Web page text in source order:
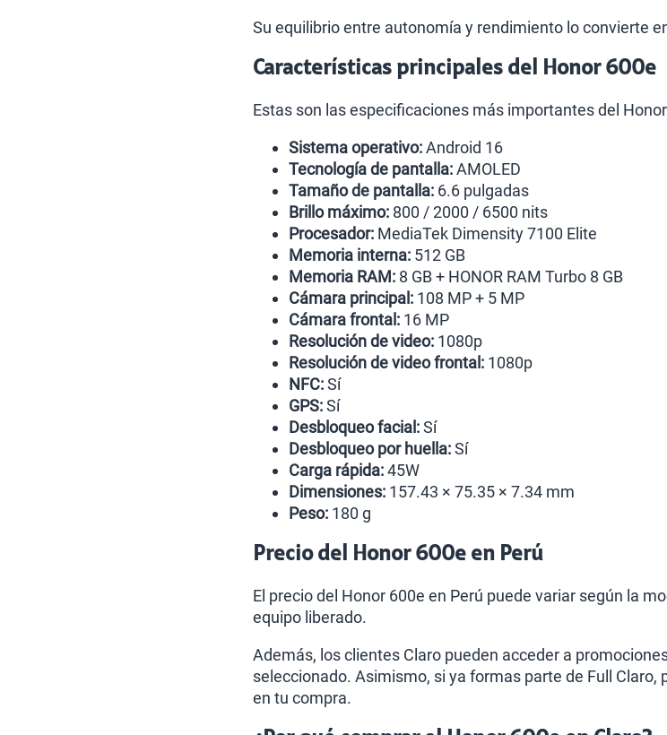
Su equilibrio entre autonomía y rendimiento lo convierte
Características principales del Honor 600e
Estas son las especificaciones más importantes del
Sistema operativo:Android 16
Tecnología de pantalla:AMOLED
Tamaño de pantalla: 6.6 pulgadas
Brillo máximo: 800 / 2000 / 6500 nits
Procesador: MediaTek Dimensity 7100 Elite
Memoria interna: 512 GB
Memoria RAM: 8 GB + HONOR RAM Turbo 8 GB
Cámara principal: 108 MP + 5 MP
Cámara frontal: 16 MP
Resolución de video: 1080p
Resolución de video frontal: 1080p
NFC:Sí
GPS:Sí
Desbloqueo facial:Sí
Desbloqueo por huella:Sí
Carga rápida:45W
Dimensiones: 157.43 × 75.35 × 7.34 mm
Peso: 180 g
Precio del Honor 600e en Perú
El precio del Honor 600e en Perú puede variar según la
equipo liberado.
Además, los clientes Claro pueden acceder a
seleccionado. Asimismo, si ya formas parte de Full
en tu compra.